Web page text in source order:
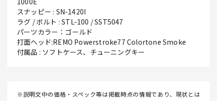
スナッピー : SN-1420I
ラグ / ボルト : STL-100 / SST5047
パーツカラー：ゴールド
打面ヘッド:REMO Powerstroke77 Colortone Smoke
付属品 : ソフトケース、チューニングキー
※説明文中の価格・スペック等は掲載時点の情報であり、現状とは